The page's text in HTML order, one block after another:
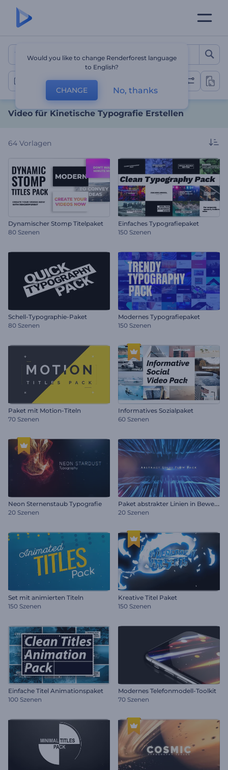
Video für Kinetische
Typografie
Video für Kinetische Typografie Erstellen
64 Vorlagen
Dynamischer Stomp Titelpaket
80 Szenen
Einfaches Typografiepaket
150 Szenen
Schell-Typographie-Paket
80 Szenen
Modernes Typografiepaket
150 Szenen
Paket mit Motion-Titeln
70 Szenen
Informatives Sozialpaket
60 Szenen
Neon Sternenstaub Typografie
20 Szenen
P
aket abstrakter Linien in Bewegung
20 Szenen
Set mit animierten Titeln
150 Szenen
Kreative Titel Paket
150 Szenen
Einfache Titel Animationspaket
100 Szenen
Modernes Telefonmodell-Toolkit
70 Szenen
Would you like to change Renderforest language
to English?
CHANGE No, thanks